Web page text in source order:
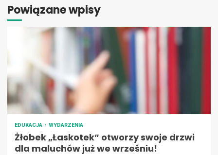
Powiązane wpisy
EDUKACJA WYDARZENIA
Żłobek „Łaskotek” otworzy swoje drzwi
dla maluchów już we wrześniu!